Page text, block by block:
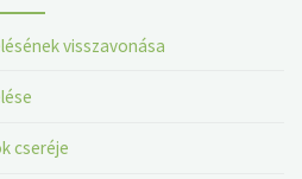
visszavonása
cseréje